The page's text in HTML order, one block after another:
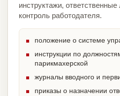
инструктажи,
контроль работодателя.
положение о системе
инструкции по
парикмахерской
журналы вводного и
приказы о назначении